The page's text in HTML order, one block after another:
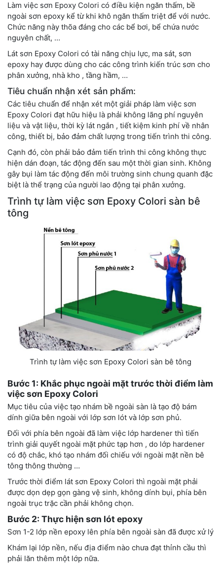
Làm việc sơn Epoxy Colori có điều kiện ngăn thấm, bề
ngoài sơn epoxy kể từ khi khô ngăn thấm triệt để với nước.
Chức năng này thõa đáng cho các bể bơi, bể chứa nước
nguyên chất, …
Lát sơn Epoxy Colori có tài năng chịu lực, ma sát, sơn
epoxy hay được dùng cho các công trình kiến trúc sơn cho
phân xưởng, nhà kho , tầng hầm, …
Tiêu chuẩn nhận xét sản phẩm:
Các tiêu chuẩn để nhận xét một giải pháp làm việc sơn
Epoxy Colori đạt hữu hiệu là phải không lãng phí nguyên
liệu và vật liệu, thời kỳ lát ngắn , tiết kiệm kinh phí về nhân
công, thiết bị, bảo đảm chất lượng trong tiến trình thi công.
Cạnh đó, còn phải bảo đảm tiến trình thi công không thực
hiện dán đoạn, tác động đến sau một thời gian sinh. Không
gây bụi làm tác động đến môi trường sinh chung quanh đặc
biệt là thể trạng của người lao động tại phân xưởng.
Trình tự làm việc sơn Epoxy Colori sàn bê
tông
Trình tự làm việc sơn Epoxy Colori sàn bê tông
Bước 1: Khắc phục ngoài mặt trước thời điểm làm
việc sơn Epoxy Colori
Mục tiêu của việc tạo nhám bề ngoài sàn là tạo độ bám
dính giữa bên ngoài với lớp sơn lót và lớp sơn phủ.
Đối với phía bên ngoài đã làm việc lớp hardener thì tiến
trình giải quyết ngoài mặt phức tạp hơn , do lớp hardener
có độ chắc, khó tạo nhám đối chiếu với ngoài mặt nền bê
tông thông thường …
Trước thời điểm lát sơn Epoxy Colori thì ngoài mặt phải
được dọn dẹp gọn gàng vệ sinh, không dính bụi, phía bên
ngoài trục trặc cần phải không chọn.
Bước 2: Thực hiện sơn lót epoxy
Sơn 1-2 lớp nền epoxy lên phía bên ngoài sàn đã được xử lý
Khám lại lớp nền, nếu địa điểm nào chưa đạt thỉnh cầu thì
phải lăn thêm một lớp nữa.